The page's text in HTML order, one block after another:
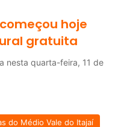
hoje
gratuita
nesta quarta-feira, 11 de
do Médio Vale do Itajaí